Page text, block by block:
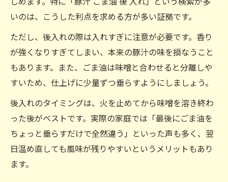
いのは、こうした利点を求める方が多い証拠です。
ただし、後入れの際は入れすぎに注意が必要です。香り
が強くなりすぎてしまい、本来の豚汁の味を損なうこと
もあります。また、ごま油は味噌と合わせると分離しや
すいため、仕上げに少量ずつ垂らすようにしましょう。
後入れのタイミングは、火を止めてから味噌を溶き終わ
った後がベストです。実際の家庭では「最後にごま油を
ちょっと垂らすだけで全然違う」といった声も多く、翌
日温め直しても風味が残りやすいというメリットもあり
ます。